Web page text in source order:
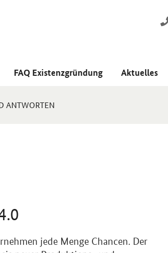
FAQ Existenzgründung Aktuelles
ANTWORTEN
jede Menge Chancen. Der